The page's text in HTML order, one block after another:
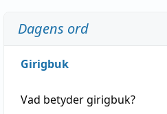
Dagens ord
Girigbuk
Vad betydergirigbuk?